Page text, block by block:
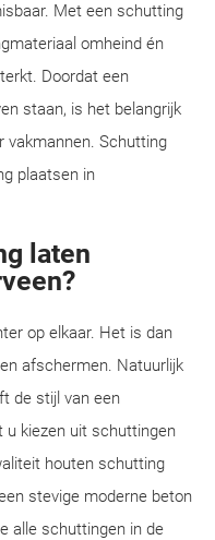
Met een schutting
omheind én
Doordat een
staan, is het belangrijk
vakmannen. Schutting
plaatsen in
laten
op elkaar. Het is dan
afschermen. Natuurlijk
de stijl van een
u kiezen uit schuttingen
houten schutting
stevige moderne beton
alle schuttingen in de